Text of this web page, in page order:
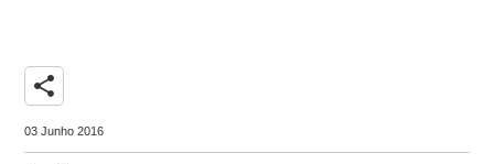
share
03 Junho 2016